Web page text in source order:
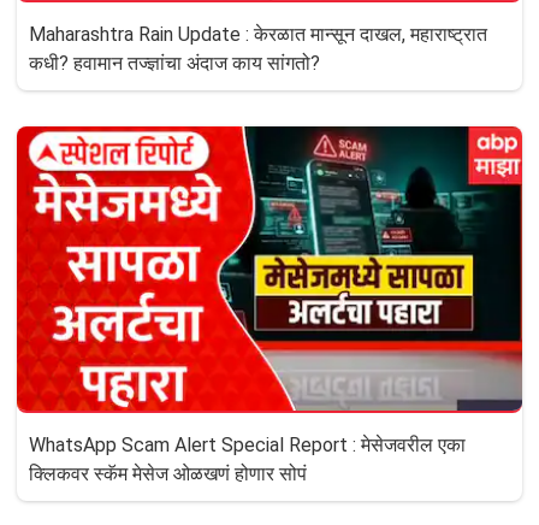
Maharashtra Rain Update : केरळात मान्सून दाखल, महाराष्ट्रात
कधी? हवामान तज्ज्ञांचा अंदाज काय सांगतो?
WhatsApp Scam Alert Special Report : मेसेजवरील एका
क्लिकवर स्कॅम मेसेज ओळखणं होणार सोपं